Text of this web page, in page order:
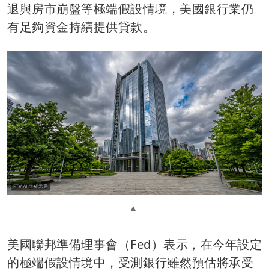
退與房市崩盤等極端假設情境，美國銀行業仍
有足夠資金持續提供貸款。
美國聯邦準備理事會（Fed）表示，在今年設定
的極端假設情境中，受測銀行雖然預估將承受